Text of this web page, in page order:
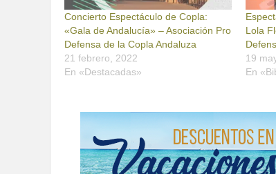
Concierto Espectáculo de Copla:
«Gala de Andalucía» – Asociación Pro
Defensa de la Copla Andaluza
21 febrero, 2022
En «Destacadas»
Lola
19
En